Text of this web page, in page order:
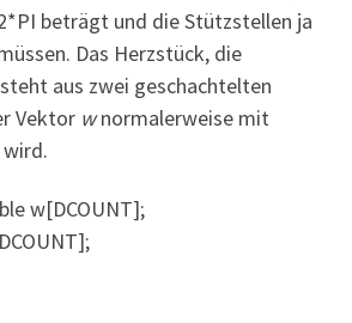
beträgt und die Stützstellen ja
Das Herzstück, die
aus zwei geschachtelten
Vektor wnormalerweise mit
w[DCOUNT];